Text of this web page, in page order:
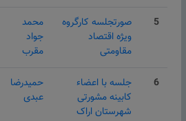
5
صورتجلسه کارگروه
ویژه اقتصاد
مقاومتی
محمد
جواد
مقرب
6
جلسه با اعضاء
کابینه مشورتی
شهرستان اراک
حمیدرضا
عبدی